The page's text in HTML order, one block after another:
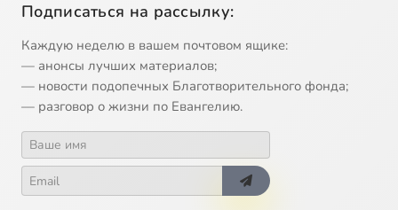
Подписаться на рассылку:
Каждую неделю в вашем почтовом ящике:
— анонсы лучших материалов;
— новости подопечных Благотворительного фонда;
— разговор о жизни по Евангелию.